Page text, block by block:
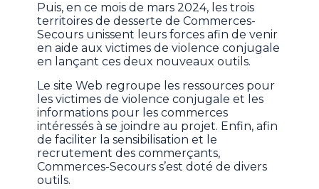
Puis, en ce mois de mars 2024, les trois
territoires de desserte de Commerces-
Secours unissent leurs forces afin de venir
en aide aux victimes de violence conjugale
en lançant ces deux nouveaux outils.
Le site Web regroupe les ressources pour
les victimes de violence conjugale et les
informations pour les commerces
intéressés à se joindre au projet. Enfin, afin
de faciliter la sensibilisation et le
recrutement des commerçants,
Commerces-Secours s’est doté de divers
outils.